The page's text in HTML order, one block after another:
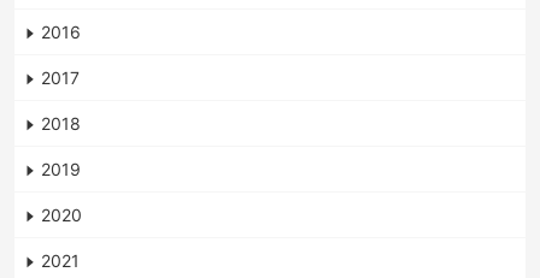
2016
2017
2018
2019
2020
2021